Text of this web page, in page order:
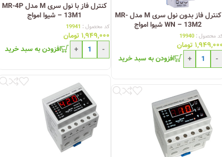
کنترل فاز با نول سری M مدل MR-4P
– 13M1 شیوا امواج
کد محصول : 19941
۱,۹۴۹,۰۰۰ تومان
-
+ افزودن به سبد خرید
کنترل فاز بدون نول سری M مدل MR-
WN – 13M2 شیوا امواج
محصول : 19940
تومان
-
+ افزودن به سبد خرید